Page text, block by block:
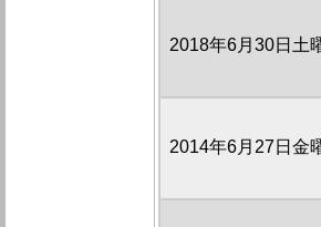
2018年6月30日土
2014年6月27日金